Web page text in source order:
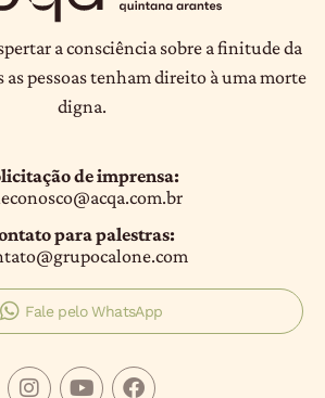
a consciência sobre a finitude da
as pessoas tenham direito à uma morte
digna.
de imprensa:
para palestras:
Fale pelo WhatsApp